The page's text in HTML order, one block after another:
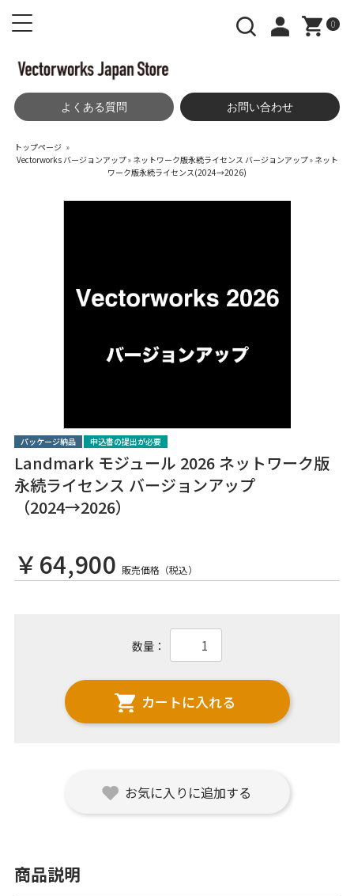
0
よくある質問 お問い合わせ
トップページ »
Vectorworks バージョンアップ» ネットワーク版永続ライセンス バージョンアップ» ネット
ワーク版永続ライセンス(2024→2026)
パッケージ納品 申込書の提出が必要
Landmark モジュール 2026 ネットワーク版
永続ライセンス バージョンアップ
（2024→2026）
￥64,900 販売価格（税込）
数量：
カートに入れる
お気に入りに追加する
商品説明